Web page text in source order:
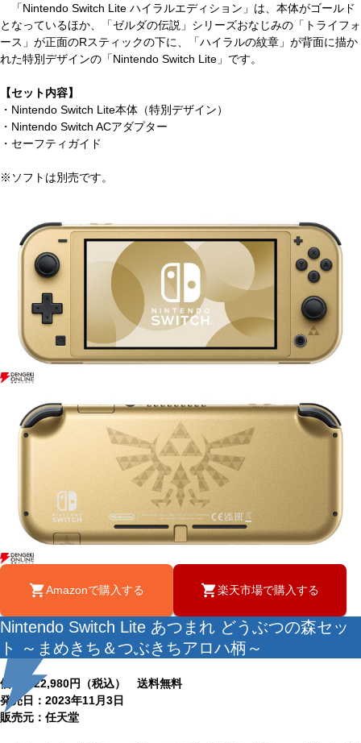
「Nintendo Switch Lite ハイラルエディション」は、本体がゴールド
となっているほか、「ゼルダの伝説」シリーズおなじみの「トライフォ
ース」が正面のRスティックの下に、「ハイラルの紋章」が背面に描か
れた特別デザインの「Nintendo Switch Lite」です。
【セット内容】
・Nintendo Switch Lite本体（特別デザイン）
・Nintendo Switch ACアダプター
・セーフティガイド
※ソフトは別売です。
Amazonで購入する 楽天市場で購入する
Nintendo Switch Lite あつまれ どうぶつの森セッ
ト ～まめきち＆つぶきちアロハ柄～
価格：22,980円（税込） 送料無料
発売日：2023年11月3日
販売元：任天堂